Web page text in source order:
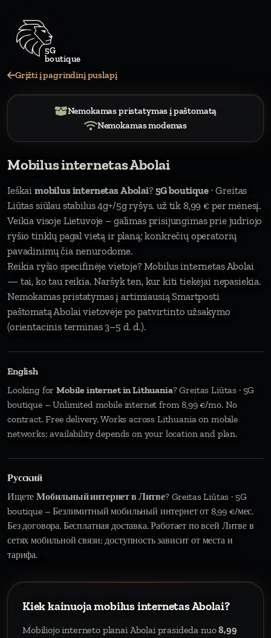
Grįžti į pagrindinį puslapį
Nemokamas pristatymas į paštomatą
Nemokamas modemas
Mobilus internetas Abolai
Ieškai mobilus internetas Abolai? 5G boutique· Greitas
Liūtas siūlau stabilus 4g+/5g ryšys. už tik 8,99 € per mėnesį.
Veikia visoje Lietuvoje – galimas prisijungimas prie judriojo
ryšio tinklų pagal vietą ir planą; konkrečių operatorių
pavadinimų čia nenurodome.
Reikia ryšio specifinėje vietoje? Mobilus internetas Abolai
— tai, ko tau reikia. Naršyk ten, kur kiti tiekėjai nepasiekia.
Nemokamas pristatymas į artimiausią Smartposti
paštomatą Abolai vietovėje po patvirtinto užsakymo
(orientacinis terminas 3–5 d. d.).
English
Looking forMobile internet in Lithuania? Greitas Liūtas · 5G
boutique – Unlimited mobile internet from 8,99 €/mo. No
contract. Free delivery. Works across Lithuania on mobile
networks; availability depends on your location and plan.
Русский
ИщетеМобильный интернет в Литве? Greitas Liūtas · 5G
boutique – Безлимитный мобильный интернет от 8,99 €/мес.
Без договора. Бесплатная доставка. Работает по всей Литве в
сетях мобильной связи; доступность зависит от места и
тарифа.
Kiek kainuoja mobilus internetas Abolai?
Mobiliojo interneto planai Abolai prasideda nuo8,99